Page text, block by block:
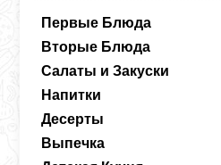
Первые Блюда
Вторые Блюда
Салаты и Закуски
Напитки
Десерты
Выпечка